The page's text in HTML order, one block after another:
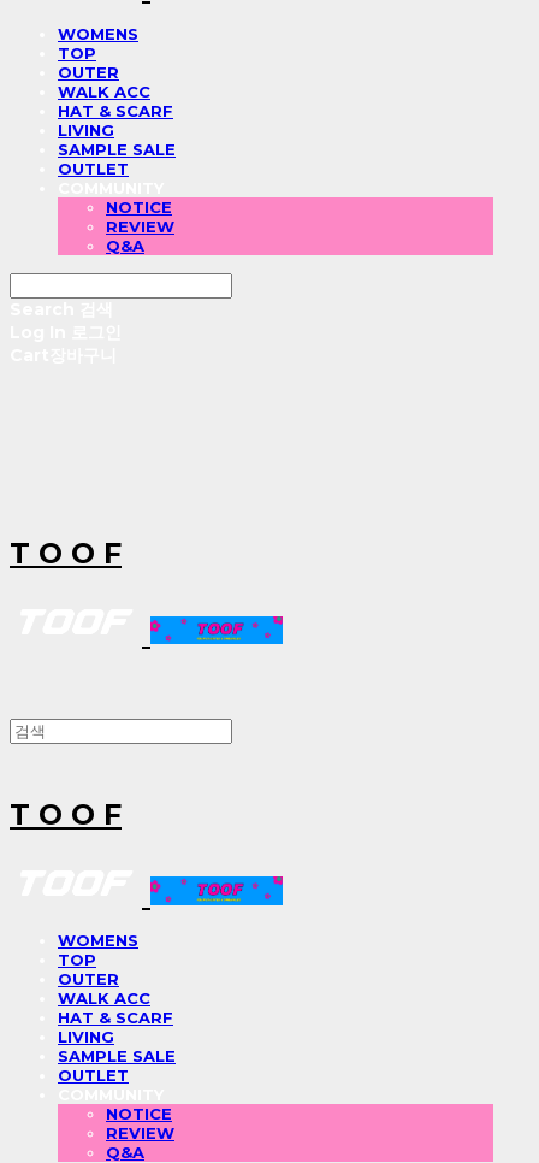
WOMENS
TOP
OUTER
WALK ACC
HAT & SCARF
LIVING
SAMPLE SALE
OUTLET
NOTICE
REVIEW
Q&A
T O O F
T O O F
WOMENS
TOP
OUTER
WALK ACC
HAT & SCARF
LIVING
SAMPLE SALE
OUTLET
NOTICE
REVIEW
Q&A